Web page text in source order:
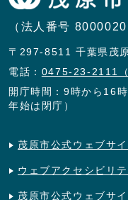
（法人番号
〒297-8511 千葉県茂
電話： 0475-23-2111（
開庁時間：9時から16
年始は閉庁）
茂原市公式ウェブサ
ウェブアクセシビリ
茂原市公式ウェブサ